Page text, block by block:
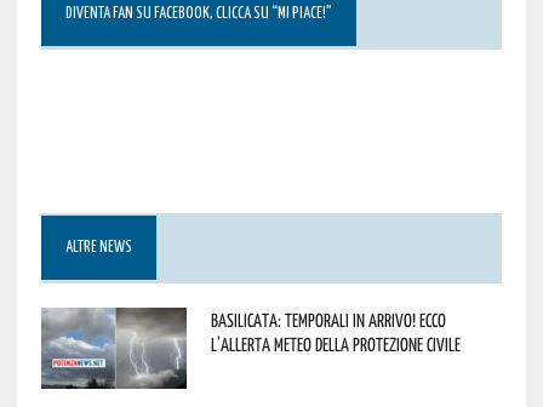
DIVENTA FAN SU FACEBOOK, CLICCA SU “MI PIACE!”
ALTRE NEWS
Basilicata: temporali in arrivo! Ecco
l’allerta meteo della Protezione civile